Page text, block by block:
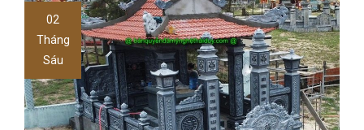
02
Tháng
Sáu